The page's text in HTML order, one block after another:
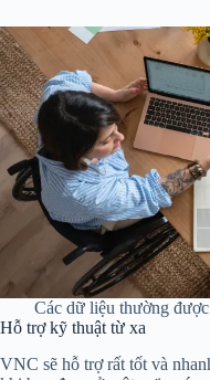
Các dữ liệu thường
Hỗ trợ kỹ thuật từ xa
VNC sẽ hỗ trợ rất tốt và